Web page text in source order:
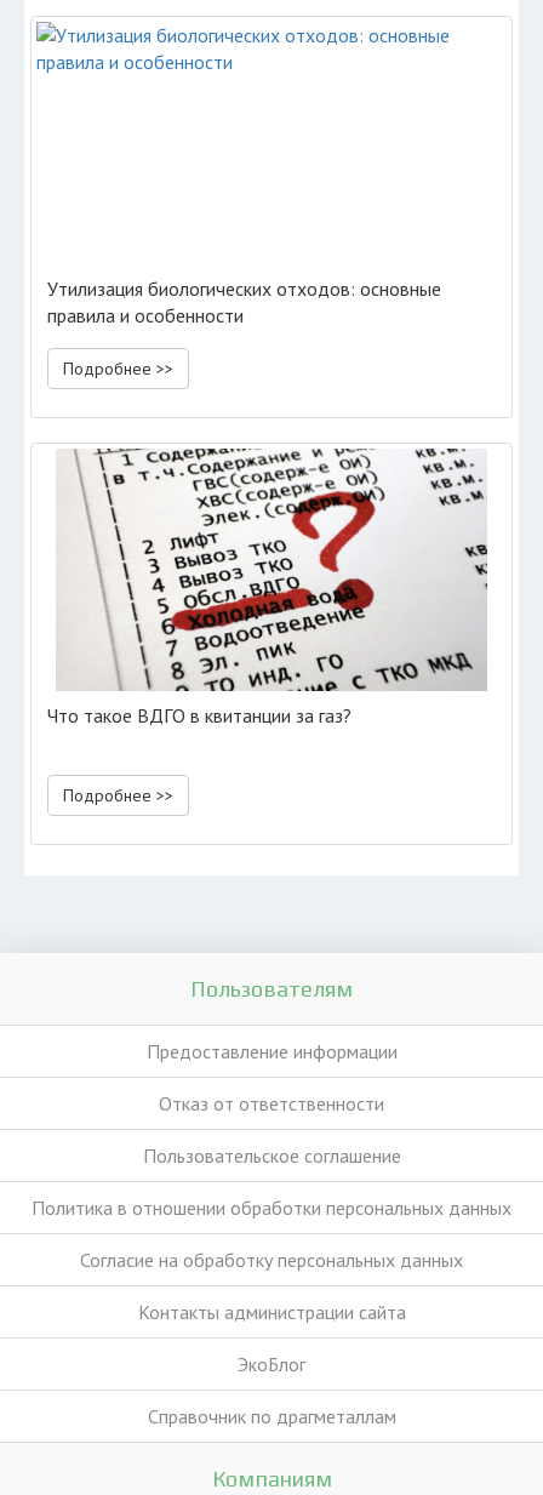
Утилизация биологических отходов: основные
правила и особенности
Подробнее >>
Что такое ВДГО в квитанции за газ?
Подробнее >>
Пользователям
Предоставление информации
Отказ от ответственности
Пользовательское соглашение
Политика в отношении обработки персональных данных
Согласие на обработку персональных данных
Контакты администрации сайта
ЭкоБлог
Справочник по драгметаллам
Компаниям